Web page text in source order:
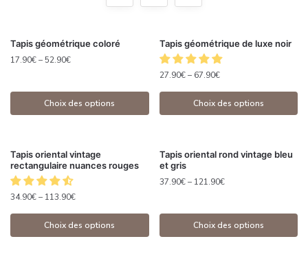
Tapis géométrique coloré
17.90€– 52.90€
Choix des options
Tapis géométrique de luxe noir
27.90€– 67.90€
Choix des options
Tapis oriental vintage
rectangulaire nuances rouges
34.90€– 113.90€
Choix des options
Tapis oriental rond vintage bleu
et gris
37.90€– 121.90€
Choix des options